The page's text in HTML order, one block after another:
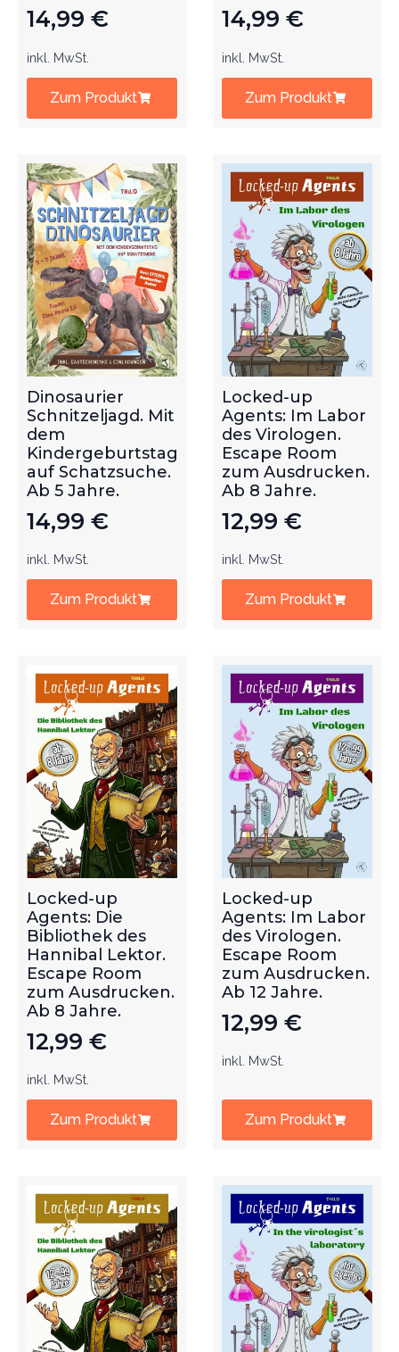
14,99 €
inkl. MwSt.
Zum Produkt
14,99 €
inkl. MwSt.
Zum Produkt
Dinosaurier
Schnitzeljagd. Mit
dem
Kindergeburtstag
auf Schatzsuche.
Ab 5 Jahre.
14,99 €
inkl. MwSt.
Zum Produkt
Locked-up
Agents: Im Labor
des Virologen.
Escape Room
zum Ausdrucken.
Ab 8 Jahre.
12,99 €
inkl. MwSt.
Zum Produkt
Locked-up
Agents: Die
Bibliothek des
Hannibal Lektor.
Escape Room
zum Ausdrucken.
Ab 8 Jahre.
12,99 €
inkl. MwSt.
Zum Produkt
Locked-up
Agents: Im Labor
des Virologen.
Escape Room
zum Ausdrucken.
Ab 12 Jahre.
12,99 €
inkl. MwSt.
Zum Produkt